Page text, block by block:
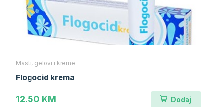
Masti, gelovi i kreme
Flogocid krema
12.50 KM Dodaj